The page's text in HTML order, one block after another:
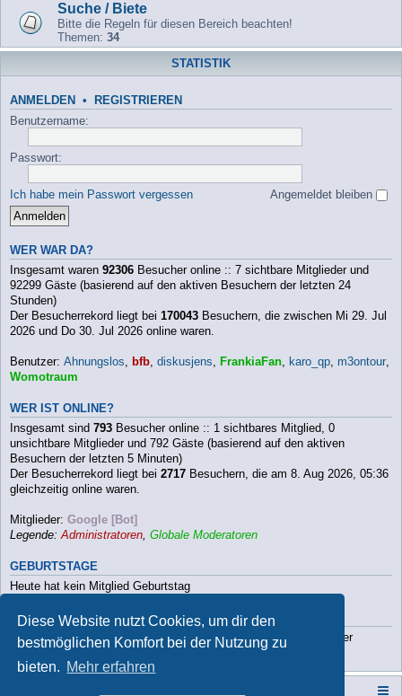
Diese Website nutzt Cookies, um dir den
bestmöglichen Komfort bei der Nutzung zu
bieten. Mehr erfahren
Suche / Biete
Bitte die Regeln für diesen Bereich beachten!
Themen: 34
STATISTIK
ANMELDEN • REGISTRIEREN
Benutzername:
Passwort:
Ich habe mein Passwort vergessen Angemeldet bleiben
WER WAR DA?
Insgesamt waren 92306 Besucher online :: 7 sichtbare Mitglieder und
92299 Gäste (basierend auf den aktiven Besuchern der letzten 24
Stunden)
Der Besucherrekord liegt bei 170043 Besuchern, die zwischen Mi 29. Jul
2026 und Do 30. Jul 2026 online waren.
Benutzer: Ahnungslos, bfb, diskusjens, FrankiaFan, karo_qp, m3ontour,
Womotraum
WER IST ONLINE?
Insgesamt sind 793 Besucher online :: 1 sichtbares Mitglied, 0
unsichtbare Mitglieder und 792 Gäste (basierend auf den aktiven
Besuchern der letzten 5 Minuten)
Der Besucherrekord liegt bei 2717 Besuchern, die am 8. Aug 2026, 05:36
gleichzeitig online waren.
Mitglieder: Google [Bot]
Legende:Administratoren, Globale Moderatoren
GEBURTSTAGE
Heute hat kein Mitglied Geburtstag
STATISTIK
Beiträge insgesamt 112790• Themen insgesamt9813
• Mitglieder
insgesamt3202 Paula2026